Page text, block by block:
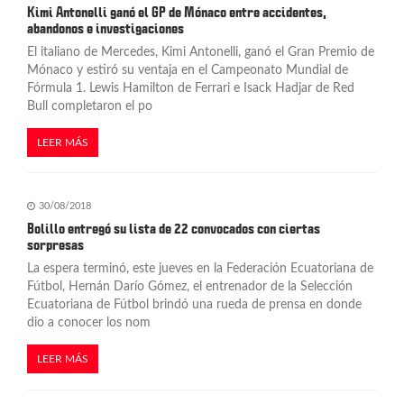
a
s
Kimi Antonelli ganó el GP de Mónaco entre accidentes,
abandonos e investigaciones
El italiano de Mercedes, Kimi Antonelli, ganó el Gran Premio de
Mónaco y estiró su ventaja en el Campeonato Mundial de
Fórmula 1. Lewis Hamilton de Ferrari e Isack Hadjar de Red
Bull completaron el po
LEER MÁS
30/08/2018
Bolillo entregó su lista de 22 convocados con ciertas
sorpresas
La espera terminó, este jueves en la Federación Ecuatoriana de
Fútbol, Hernán Darío Gómez, el entrenador de la Selección
Ecuatoriana de Fútbol brindó una rueda de prensa en donde
dio a conocer los nom
LEER MÁS